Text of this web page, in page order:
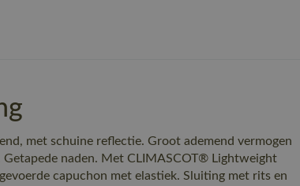
met schuine reflectie. Groot ademend vermogen
naden. Met CLIMASCOT® Lightweight
capuchon met elastiek. Sluiting met rits en